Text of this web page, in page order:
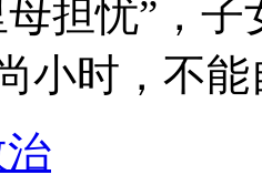
担忧”，子
小时，不能